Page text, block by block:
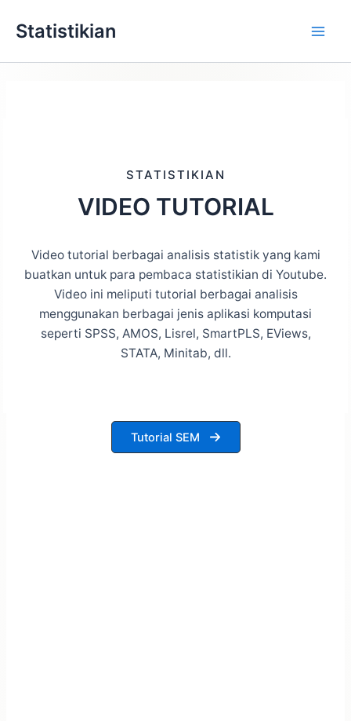
Statistikian
STATISTIKIAN
VIDEO TUTORIAL
Video tutorial berbagai analisis statistik yang kami
buatkan untuk para pembaca statistikian di Youtube.
Video ini meliputi tutorial berbagai analisis
menggunakan berbagai jenis aplikasi komputasi
seperti SPSS, AMOS, Lisrel, SmartPLS, EViews,
STATA, Minitab, dll.
Tutorial SEM